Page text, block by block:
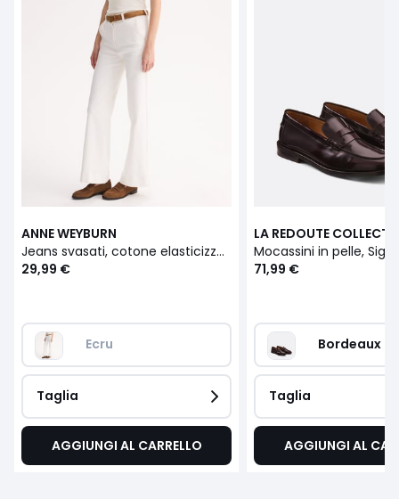
ANNE WEYBURN
Jeans svasati, cotone elasticizzato
29,99 €
Ecru
Taglia
AGGIUNGI AL CARRELLO
LA REDOUTE
71,99 €
Bordeaux
Taglia
AGGIUNGI AL